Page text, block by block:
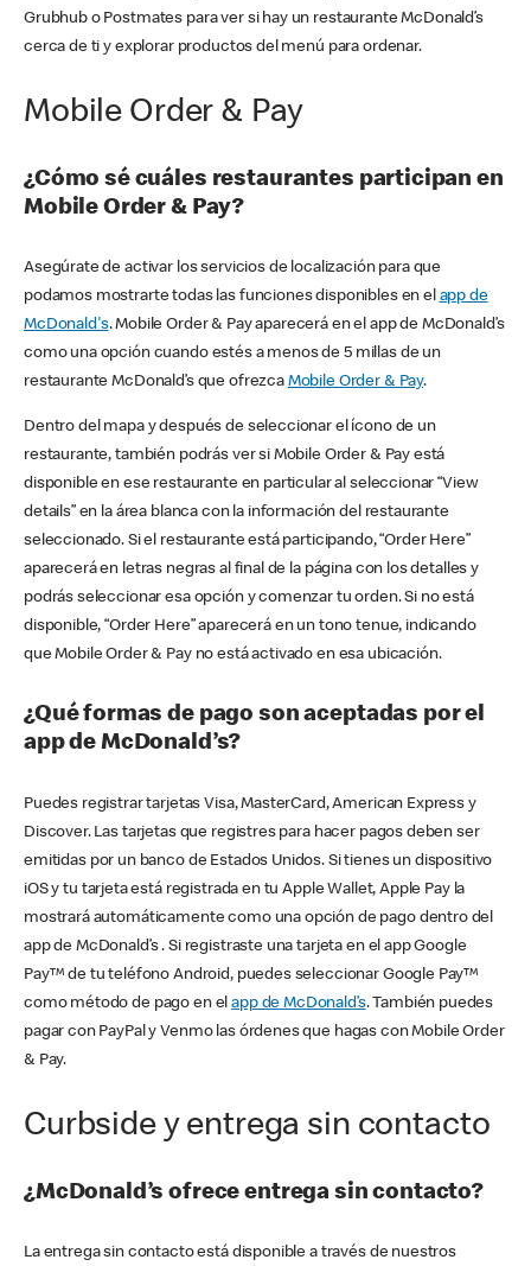
Grubhub o Postmates para ver si hay un restaurante McDonald’s
cerca de ti y explorar productos del menú para ordenar.
Mobile Order & Pay
¿Cómo sé cuáles restaurantes participan en
Mobile Order & Pay?
Asegúrate de activar los servicios de localización para que
podamos mostrarte todas las funciones disponibles en el app de
McDonald's. Mobile Order & Pay aparecerá en el app de McDonald’s
como una opción cuando estés a menos de 5 millas de un
restaurante McDonald’s que ofrezca Mobile Order & Pay.
Dentro del mapa y después de seleccionar el ícono de un
restaurante, también podrás ver si Mobile Order & Pay está
disponible en ese restaurante en particular al seleccionar “View
details” en la área blanca con la información del restaurante
seleccionado. Si el restaurante está participando, “Order Here”
aparecerá en letras negras al final de la página con los detalles y
podrás seleccionar esa opción y comenzar tu orden. Si no está
disponible, “Order Here” aparecerá en un tono tenue, indicando
que Mobile Order & Pay no está activado en esa ubicación.
¿Qué formas de pago son aceptadas por el
app de McDonald’s?
Puedes registrar tarjetas Visa, MasterCard, American Express y
Discover. Las tarjetas que registres para hacer pagos deben ser
emitidas por un banco de Estados Unidos. Si tienes un dispositivo
iOS y tu tarjeta está registrada en tu Apple Wallet, Apple Pay la
mostrará automáticamente como una opción de pago dentro del
app de McDonald’s . Si registraste una tarjeta en el app Google
Pay™ de tu teléfono Android, puedes seleccionar Google Pay™
como método de pago en elapp de McDonald’s. También puedes
pagar con PayPal y Venmo las órdenes que hagas con Mobile Order
& Pay.
Curbside y entrega sin contacto
¿McDonald’s ofrece entrega sin contacto?
La entrega sin contacto está disponible a través de nuestros